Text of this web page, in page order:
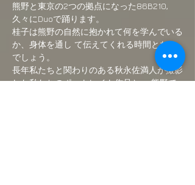
熊野と東京の2つの拠点になった86B210,
久々にDuoで踊ります。
桂子は熊野の自然に抱かれて何を学んでいる
か、身体を通し て伝えてくれる時間となる
でしょう。
長年私たちと関わりのある秋永佐満人が撮影
した私たちのポートレイト作品と、 熊野で